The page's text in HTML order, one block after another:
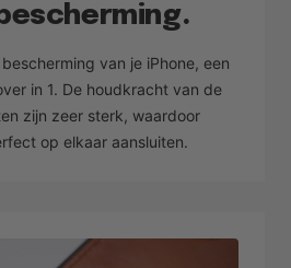
van je iPhone, een
in 1. De houdkracht van de
zijn zeer sterk, waardoor
op elkaar aansluiten.